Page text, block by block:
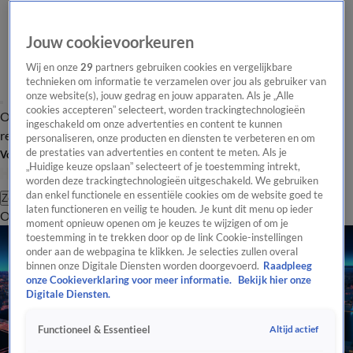
Overzicht Laatste nieuws Regionieuws Het beste van Hart
Tip de
redactie
Volg Hart van Nederland
Zoeken
OverzichtRegioUitzendingenWeerTip de redactiePanelVideo's
Jouw cookievoorkeuren
Wij en onze29 partners gebruiken cookies en vergelijkbare
technieken om informatie te verzamelen over jou als gebruiker van
onze website(s), jouw gedrag en jouw apparaten. Als je „Alle
cookies accepteren” selecteert, worden trackingtechnologieën
ingeschakeld om onze advertenties en content te kunnen
personaliseren, onze producten en diensten te verbeteren en om
de prestaties van advertenties en content te meten. Als je
„Huidige keuze opslaan” selecteert of je toestemming intrekt,
worden deze trackingtechnologieën uitgeschakeld. We gebruiken
dan enkel functionele en essentiële cookies om de website goed te
laten functioneren en veilig te houden. Je kunt dit menu op ieder
moment opnieuw openen om je keuzes te wijzigen of om je
toestemming in te trekken door op de link Cookie-instellingen
onder aan de webpagina te klikken. Je selecties zullen overal
binnen onze Digitale Diensten worden doorgevoerd. Raadpleeg
onze Cookieverklaring voor meer informatie.
Bekijk hier onze
Digitale Diensten.
Functioneel & Essentieel Altijd actief